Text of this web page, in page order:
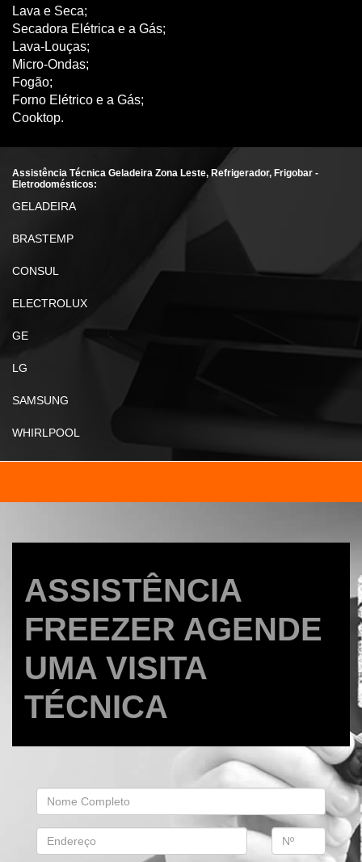
Lava e Seca;
Secadora Elétrica e a Gás;
Lava-Louças;
Micro-Ondas;
Fogão;
Forno Elétrico e a Gás;
Cooktop.
Assistência Técnica Geladeira Zona Leste, Refrigerador, Frigobar -
Eletrodomésticos:
GELADEIRA
BRASTEMP
CONSUL
ELECTROLUX
GE
LG
SAMSUNG
WHIRLPOOL
ASSISTÊNCIA
FREEZER AGENDE
UMA VISITA
TÉCNICA